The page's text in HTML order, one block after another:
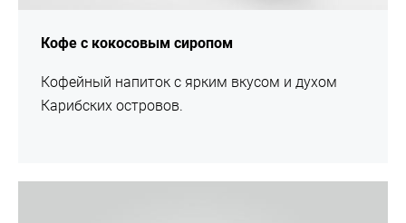
Кофе с кокосовым сиропом
Кофейный напиток с ярким вкусом и духом
Карибских островов.